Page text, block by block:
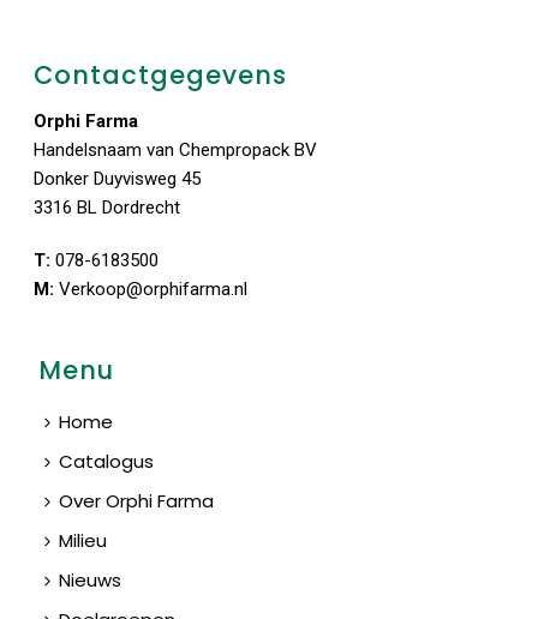
Contactgegevens
Orphi Farma
Handelsnaam van Chempropack BV
Donker Duyvisweg 45
3316 BL Dordrecht
T: 078-6183500
M: Verkoop@orphifarma.nl
Menu
Home
Catalogus
Over Orphi Farma
Milieu
Nieuws